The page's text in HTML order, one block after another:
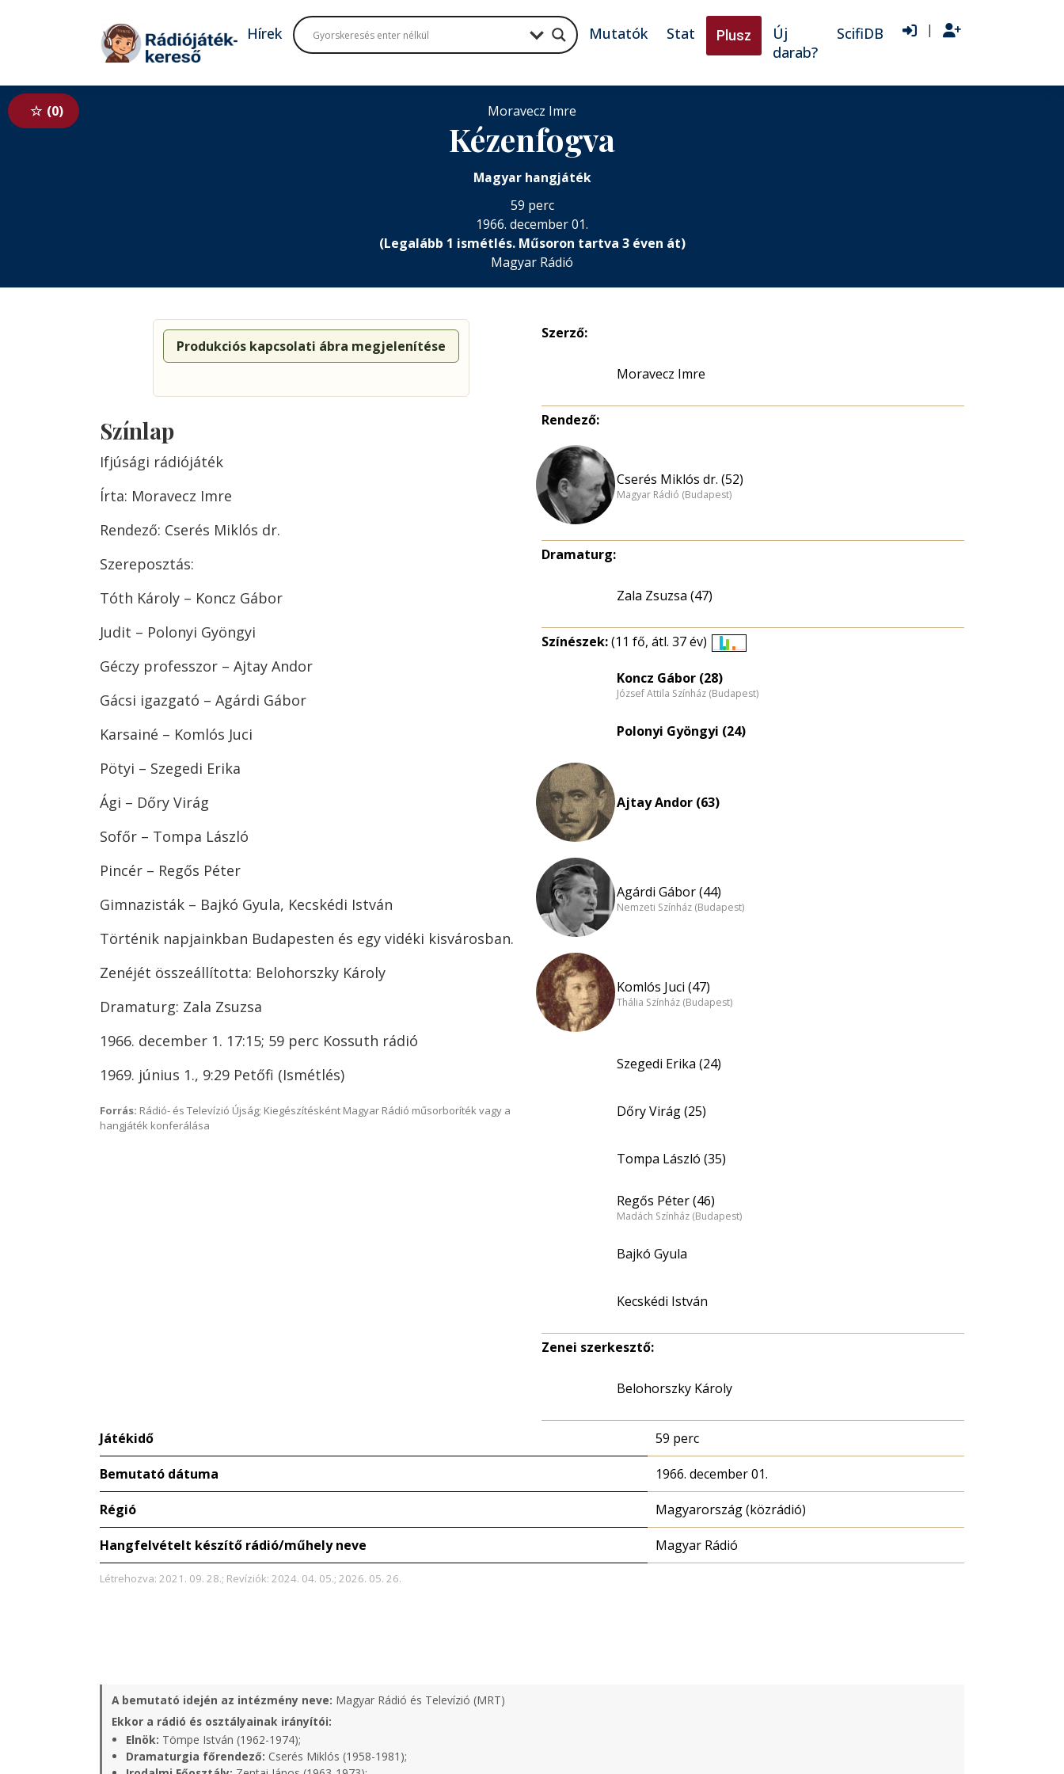
Tovább a tartalomhoz
Hírek Mutatók Stat Plusz
Új
darab?
ScifiDB |
0 Moravecz Imre
Kézenfogva
Magyar hangjáték
59 perc
1966. december 01.
(Legalább 1 ismétlés. Műsoron tartva 3 éven át)
Magyar Rádió
Produkciós kapcsolati ábra megjelenítése
Színlap
Ifjúsági rádiójáték
Írta: Moravecz Imre
Rendező: Cserés Miklós dr.
Szereposztás:
Tóth Károly – Koncz Gábor
Judit – Polonyi Gyöngyi
Géczy professzor – Ajtay Andor
Gácsi igazgató – Agárdi Gábor
Karsainé – Komlós Juci
Pötyi – Szegedi Erika
Ági – Dőry Virág
Sofőr – Tompa László
Pincér – Regős Péter
Gimnazisták – Bajkó Gyula, Kecskédi István
Történik napjainkban Budapesten és egy vidéki kisvárosban.
Zenéjét összeállította: Belohorszky Károly
Dramaturg: Zala Zsuzsa
1966. december 1. 17:15; 59 perc Kossuth rádió
1969. június 1., 9:29 Petőfi (Ismétlés)
Forrás: Rádió- és Televízió Újság; Kiegészítésként Magyar Rádió műsorboríték vagy a
hangjáték konferálása
Szerző:
Moravecz Imre
Rendező:
Cserés Miklós dr. (52)
Magyar Rádió (Budapest)
Dramaturg:
Zala Zsuzsa (47)
Színészek:(11 fő, átl. 37 év)
nagyítása
Koncz Gábor (28)
József Attila Színház (Budapest)
Polonyi Gyöngyi (24)
Ajtay Andor (63)
Agárdi Gábor (44)
Nemzeti Színház (Budapest)
Komlós Juci (47)
Thália Színház (Budapest)
Szegedi Erika (24)
Dőry Virág (25)
Tompa László (35)
Regős Péter (46)
Madách Színház (Budapest)
Bajkó Gyula
Kecskédi István
Zenei szerkesztő:
Belohorszky Károly
Játékidő 59 perc
Bemutató dátuma 1966. december 01.
Régió Magyarország (közrádió)
Hangfelvételt készítő rádió/műhely neve Magyar Rádió
Létrehozva: 2021. 09. 28.; Revíziók: 2024. 04. 05.; 2026. 05. 26.
A bemutató idején az intézmény neve: Magyar Rádió és Televízió (MRT)
Ekkor a rádió és osztályainak irányítói:
Elnök: Tömpe István (1962-1974);
Dramaturgia főrendező: Cserés Miklós (1958-1981);